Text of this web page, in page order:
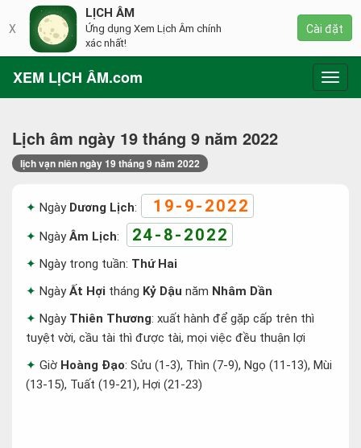
XEM LỊCH ÂM.com
Lịch âm ngày 19 tháng 9 năm 2022
lịch vạn niên ngày 19 tháng 9 năm 2022
Ngày Dương Lịch: 19-9-2022
NgàyÂm Lịch: 24-8-2022
Ngày trong tuần: Thứ Hai
NgàyẤt Hợi tháng Kỷ Dậu năm Nhâm Dần
Ngày Thiên Thương: xuất hành để gặp cấp trên thì
tuyệt vời, cầu tài thì được tài, mọi việc đều thuận lợi
Giờ Hoàng Đạo: Sửu (1-3), Thìn (7-9), Ngọ (11-13), Mùi
(13-15), Tuất (19-21), Hợi (21-23)
X
LỊCH ÂM
Ứng dụng Xem Lịch Âm chính
xác nhất!
Cài đặt